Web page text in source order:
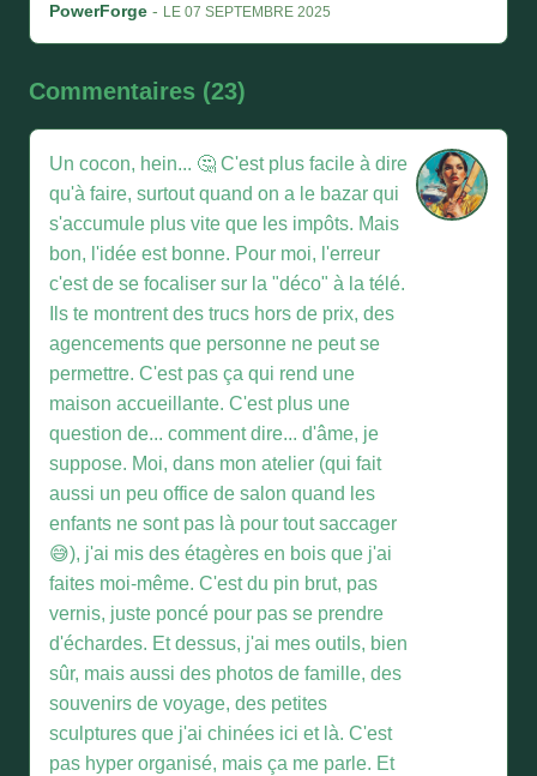
PowerForge - LE 07 SEPTEMBRE 2025
Commentaires (23)
Un cocon, hein... 🤔 C'est plus facile à dire
qu'à faire, surtout quand on a le bazar qui
s'accumule plus vite que les impôts. Mais
bon, l'idée est bonne. Pour moi, l'erreur
c'est de se focaliser sur la "déco" à la télé.
Ils te montrent des trucs hors de prix, des
agencements que personne ne peut se
permettre. C'est pas ça qui rend une
maison accueillante. C'est plus une
question de... comment dire... d'âme, je
suppose. Moi, dans mon atelier (qui fait
aussi un peu office de salon quand les
enfants ne sont pas là pour tout saccager
😅), j'ai mis des étagères en bois que j'ai
faites moi-même. C'est du pin brut, pas
vernis, juste poncé pour pas se prendre
d'échardes. Et dessus, j'ai mes outils, bien
sûr, mais aussi des photos de famille, des
souvenirs de voyage, des petites
sculptures que j'ai chinées ici et là. C'est
pas hyper organisé, mais ça me parle. Et